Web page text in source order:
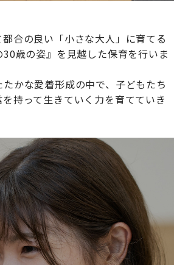
んグループは女性が安心して働き
取り組んでおり、厚生労働省の
合の良い「小さな大人」に育てる
歳の姿』を見越した保育を行いま
かな愛着形成の中で、子どもたち
持って生きていく力を育てていき